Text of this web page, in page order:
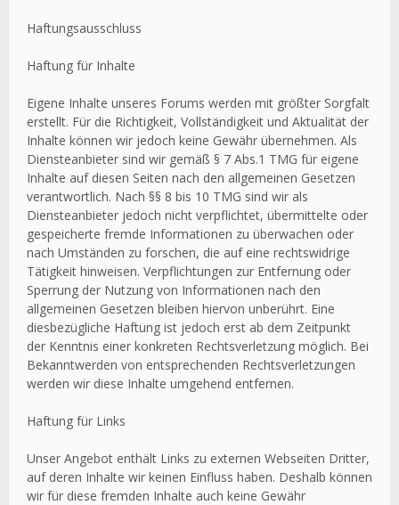
Haftungsausschluss
Haftung für Inhalte
Eigene Inhalte unseres Forums werden mit größter Sorgfalt
erstellt. Für die Richtigkeit, Vollständigkeit und Aktualität der
Inhalte können wir jedoch keine Gewähr übernehmen. Als
Diensteanbieter sind wir gemäß § 7 Abs.1 TMG für eigene
Inhalte auf diesen Seiten nach den allgemeinen Gesetzen
verantwortlich. Nach §§ 8 bis 10 TMG sind wir als
Diensteanbieter jedoch nicht verpflichtet, übermittelte oder
gespeicherte fremde Informationen zu überwachen oder
nach Umständen zu forschen, die auf eine rechtswidrige
Tätigkeit hinweisen. Verpflichtungen zur Entfernung oder
Sperrung der Nutzung von Informationen nach den
allgemeinen Gesetzen bleiben hiervon unberührt. Eine
diesbezügliche Haftung ist jedoch erst ab dem Zeitpunkt
der Kenntnis einer konkreten Rechtsverletzung möglich. Bei
Bekanntwerden von entsprechenden Rechtsverletzungen
werden wir diese Inhalte umgehend entfernen.
Haftung für Links
Unser Angebot enthält Links zu externen Webseiten Dritter,
auf deren Inhalte wir keinen Einfluss haben. Deshalb können
wir für diese fremden Inhalte auch keine Gewähr